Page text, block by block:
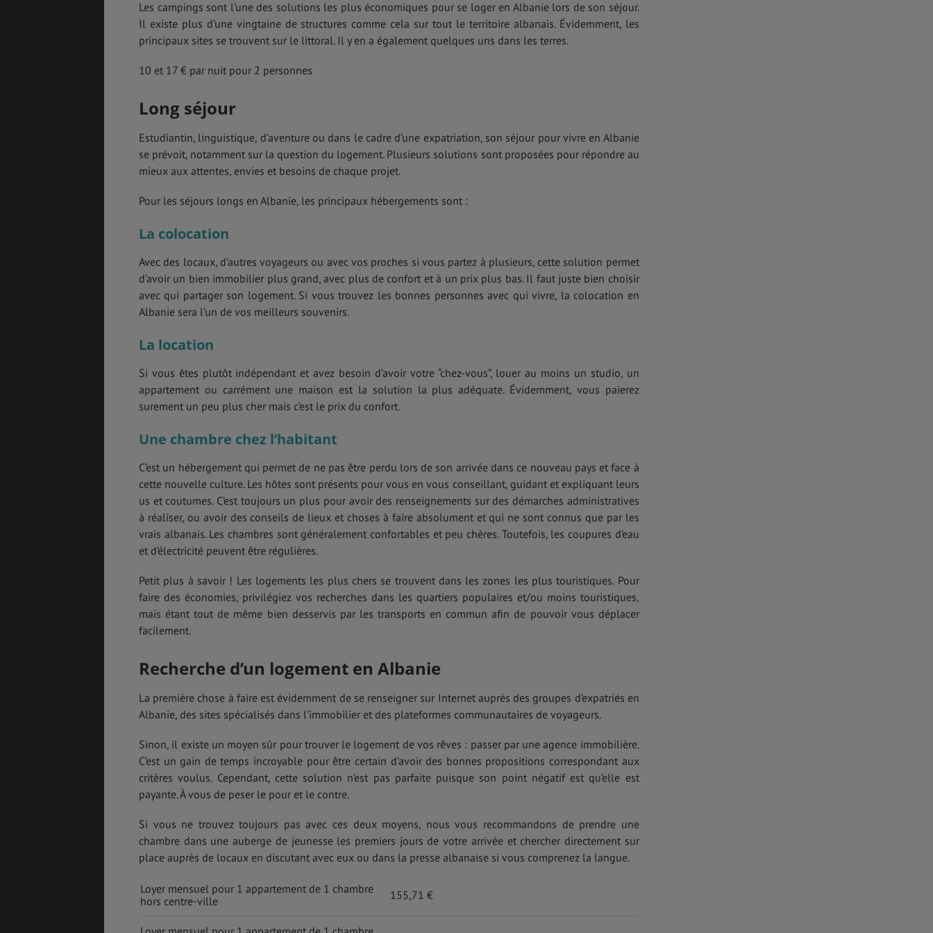
Les campings sont l’une des solutions les plus économiques pour se loger en Albanie lors de son séjour.
Il existe plus d’une vingtaine de structures comme cela sur tout le territoire albanais. Évidemment, les
principaux sites se trouvent sur le littoral. Il y en a également quelques uns dans les terres.
10 et 17 € par nuit pour 2 personnes
Long séjour
Estudiantin, linguistique, d’aventure ou dans le cadre d’une expatriation, son séjour pour vivre en Albanie
se prévoit, notamment sur la question du logement. Plusieurs solutions sont proposées pour répondre au
mieux aux attentes, envies et besoins de chaque projet.
Pour les séjours longs en Albanie, les principaux hébergements sont :
La colocation
Avec des locaux, d’autres voyageurs ou avec vos proches si vous partez à plusieurs, cette solution permet
d’avoir un bien immobilier plus grand, avec plus de confort et à un prix plus bas. Il faut juste bien choisir
avec qui partager son logement. Si vous trouvez les bonnes personnes avec qui vivre, la colocation en
Albanie sera l’un de vos meilleurs souvenirs.
La location
Si vous êtes plutôt indépendant et avez besoin d’avoir votre “chez-vous”, louer au moins un studio, un
appartement ou carrément une maison est la solution la plus adéquate. Évidemment, vous paierez
surement un peu plus cher mais c’est le prix du confort.
Une chambre chez l’habitant
C’est un hébergement qui permet de ne pas être perdu lors de son arrivée dans ce nouveau pays et face à
cette nouvelle culture. Les hôtes sont présents pour vous en vous conseillant, guidant et expliquant leurs
us et coutumes. C’est toujours un plus pour avoir des renseignements sur des démarches administratives
à réaliser, ou avoir des conseils de lieux et choses à faire absolument et qui ne sont connus que par les
vrais albanais. Les chambres sont généralement confortables et peu chères. Toutefois, les coupures d’eau
et d’électricité peuvent être régulières.
Petit plus à savoir ! Les logements les plus chers se trouvent dans les zones les plus touristiques. Pour
faire des économies, privilégiez vos recherches dans les quartiers populaires et/ou moins touristiques,
mais étant tout de même bien desservis par les transports en commun afin de pouvoir vous déplacer
facilement.
Recherche d’un logement en Albanie
La première chose à faire est évidemment de se renseigner sur Internet auprès des groupes d’expatriés en
Albanie, des sites spécialisés dans l’immobilier et des plateformes communautaires de voyageurs.
Sinon, il existe un moyen sûr pour trouver le logement de vos rêves : passer par une agence immobilière.
C’est un gain de temps incroyable pour être certain d’avoir des bonnes propositions correspondant aux
critères voulus. Cependant, cette solution n’est pas parfaite puisque son point négatif est qu’elle est
payante. À vous de peser le pour et le contre.
Si vous ne trouvez toujours pas avec ces deux moyens, nous vous recommandons de prendre une
chambre dans une auberge de jeunesse les premiers jours de votre arrivée et chercher directement sur
place auprès de locaux en discutant avec eux ou dans la presse albanaise si vous comprenez la langue.
Loyer mensuel pour 1 appartement de 1 chambre
hors centre-ville
155,71 €